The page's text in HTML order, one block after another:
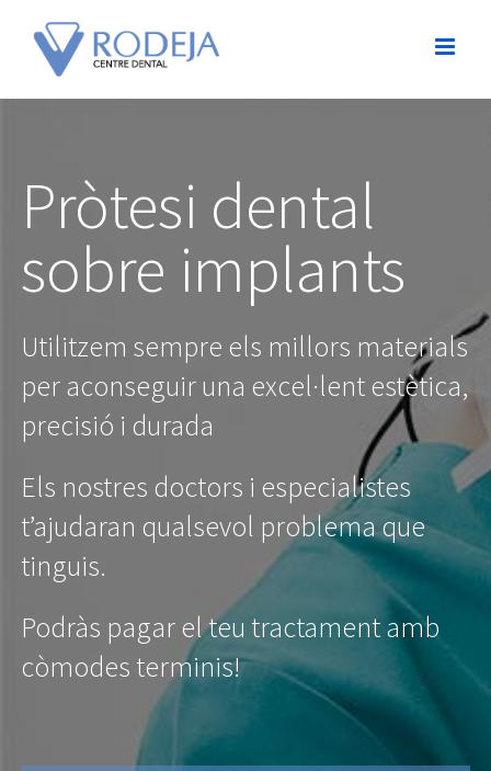
Pròtesi dental
sobre implants
Utilitzem sempre els millors materials
per aconseguir una excel·lent estètica,
precisió i durada
Els nostres doctors i especialistes
t’ajudaran qualsevol problema que
tinguis.
Podràs pagar el teu tractament amb
còmodes terminis!